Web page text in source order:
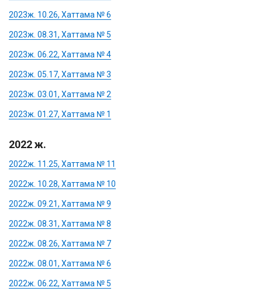
2023ж. 10.26, Хаттама № 6
2023ж. 08.31, Хаттама № 5
2023ж. 06.22, Хаттама № 4
2023ж. 05.17, Хаттама № 3
2023ж. 03.01, Хаттама № 2
2023ж. 01.27, Хаттама № 1
2022 ж.
2022ж. 11.25, Хаттама № 11
2022ж. 10.28, Хаттама № 10
2022ж. 09.21, Хаттама № 9
2022ж. 08.31, Хаттама № 8
2022ж. 08.26, Хаттама № 7
2022ж. 08.01, Хаттама № 6
2022ж. 06.22, Хаттама № 5